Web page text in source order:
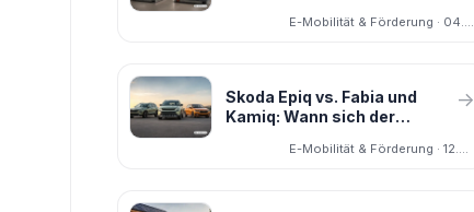
Reichweiten Test
Skoda Epiq vs. Fabia und
Kamiq: Wann sich der
→